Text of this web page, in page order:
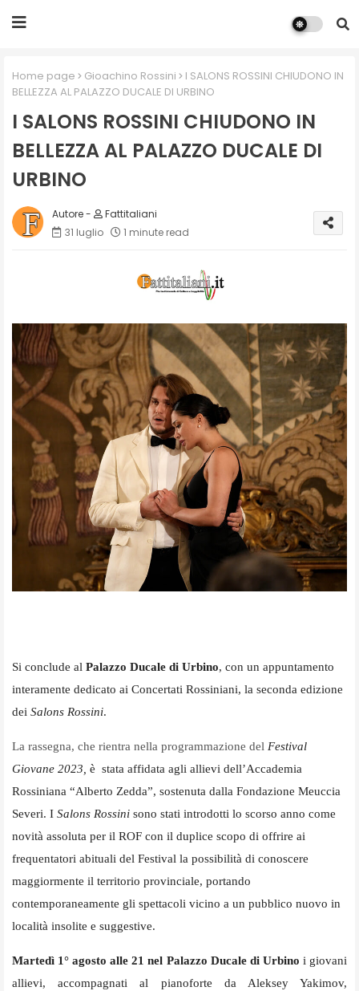
Home page Gioachino Rossini
I SALONS ROSSINI CHIUDONO IN
BELLEZZA AL PALAZZO DUCALE DI URBINO
I SALONS ROSSINI CHIUDONO IN
BELLEZZA AL PALAZZO DUCALE DI
URBINO
Fattitaliani
31 luglio
1 minute read
Si conclude al Palazzo Ducale di Urbino, con un appuntamento
interamente dedicato ai Concertati Rossiniani, la seconda edizione
dei Salons Rossini.
La rassegna, che rientra nella programmazione del Festival
Giovane 2023, è stata affidata agli allievi dell’Accademia
Rossiniana “Alberto Zedda”, sostenuta dalla Fondazione Meuccia
Severi. I Salons Rossini sono stati introdotti lo scorso anno come
novità assoluta per il ROF con il duplice scopo di offrire ai
frequentatori abituali del Festival la possibilità di conoscere
maggiormente il territorio provinciale, portando
contemporaneamente gli spettacoli vicino a un pubblico nuovo in
località insolite e suggestive.
Martedì 1° agosto alle 21 nel Palazzo Ducale di Urbino i giovani
allievi, accompagnati al pianoforte da Aleksey Yakimov,